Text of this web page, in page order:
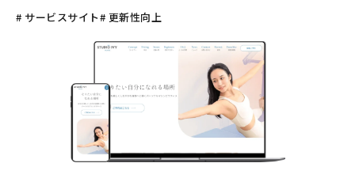
# サービスサイト# 更新性向上